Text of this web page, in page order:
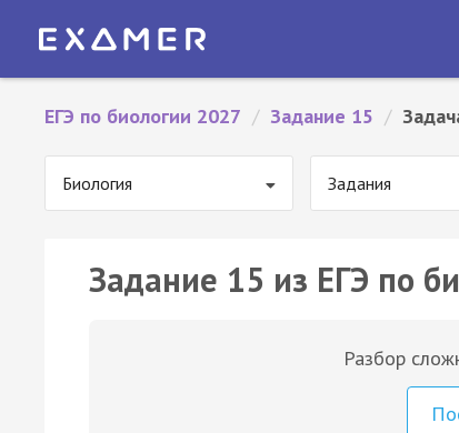
ЕГЭ по биологии 2027 / Задание 15 /
Биология Задания
Задание 15 из ЕГЭ по
Разбор